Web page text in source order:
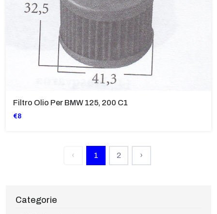
Filtro Olio Per BMW 125, 200 C1
€8
‹ 1 2 ›
Categorie